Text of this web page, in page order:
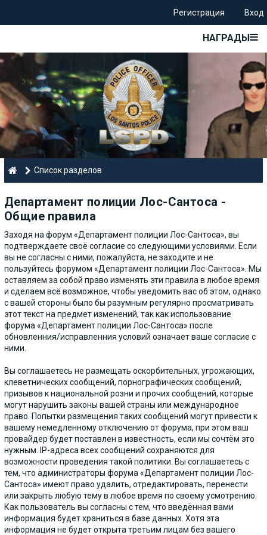
Регистрация Вход
НАГРАДЫ
Список разделов
Департамент полиции Лос-Сантоса -
Общие правила
Заходя на форум «Департамент полиции Лос-Сантоса», вы
подтверждаете своё согласие со следующими условиями. Если
вы не согласны с ними, пожалуйста, не заходите и не
пользуйтесь форумом «Департамент полиции Лос-Сантоса». Мы
оставляем за собой право изменять эти правила в любое время
и сделаем всё возможное, чтобы уведомить вас об этом, однако
с вашей стороны было бы разумным регулярно просматривать
этот текст на предмет изменений, так как использование
форума «Департамент полиции Лос-Сантоса» после
обновленния/исправленния условий означает ваше согласие с
ними.
Вы соглашаетесь не размещать оскорбительных, угрожающих,
клеветнических сообщений, порнографических сообщений,
призывов к национальной розни и прочих сообщений, которые
могут нарушить законы вашей страны или международное
право. Попытки размещения таких сообщений могут привести к
вашему немедленному отключению от форума, при этом ваш
провайдер будет поставлен в известность, если мы сочтём это
нужным. IP-адреса всех сообщений сохраняются для
возможности проведения такой политики. Вы соглашаетесь с
тем, что администраторы форума «Департамент полиции Лос-
Сантоса» имеют право удалить, отредактировать, перенести
или закрыть любую тему в любое время по своему усмотрению.
Как пользователь вы согласны с тем, что введённая вами
информация будет храниться в базе данных. Хотя эта
информация не будет открыта третьим лицам без вашего